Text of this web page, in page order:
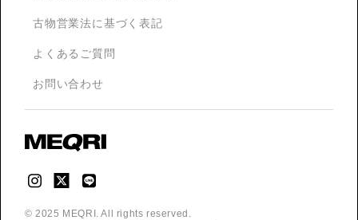
© 2025 MEQRI. All rights reserved.
古物営業法に基づく表記
よくあるご質問
お問い合わせ